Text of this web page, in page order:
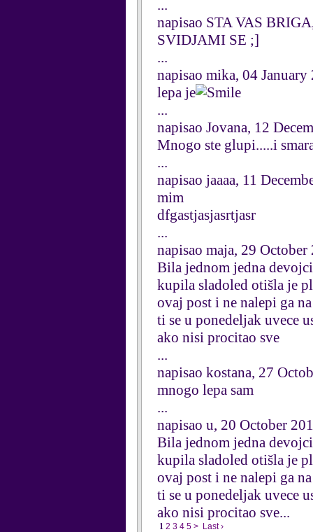
...
napisao STA VAS
SVIDJAMI SE ;]
...
napisao mika, 04 January
lepa je
...
napisao Jovana, 12
Mnogo ste glupi.....i
...
napisao jaaaa, 11
mim
dfgastjasjasrtjasr
...
napisao maja, 29 October
Bila jednom jedna
kupila sladoled otišla je
ovaj post i ne nalepi ga
ti se u ponedeljak uvece
ako nisi procitao sve
...
napisao kostana, 27
mnogo lepa sam
...
napisao u, 20 October
Bila jednom jedna
kupila sladoled otišla je
ovaj post i ne nalepi ga
ti se u ponedeljak uvece
ako nisi procitao sve...
1 2 3 4 5 > Last ›